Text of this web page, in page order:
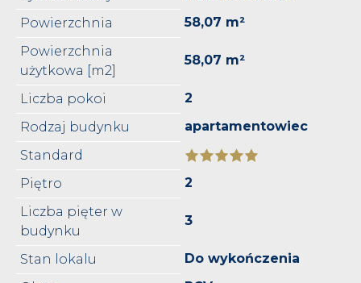
Powierzchnia
58,07 m²
Powierzchnia
użytkowa [m2]
58,07 m²
Liczba pokoi
2
Rodzaj budynku
apartamentowiec
Standard
Piętro
2
Liczba pięter w
budynku
3
Stan lokalu
Do wykończenia